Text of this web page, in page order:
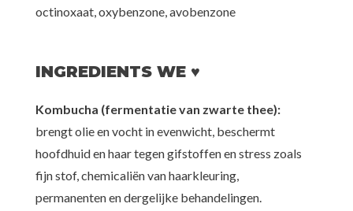
octinoxaat, oxybenzone, avobenzone
INGREDIENTS WE ♥
Kombucha (fermentatie van zwarte thee):
brengt olie en vocht in evenwicht, beschermt
hoofdhuid en haar tegen gifstoffen en stress zoals
fijn stof, chemicaliën van haarkleuring,
permanenten en dergelijke behandelingen.